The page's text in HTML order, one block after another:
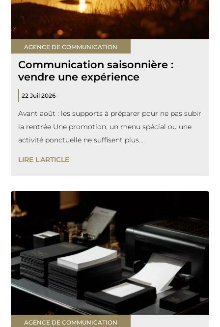
AGENCE DE COMMUNICATION
Communication saisonnière :
vendre une expérience
22 Juil 2026
Avant août : les supports à préparer pour ne pas subir
la rentrée Une promotion, un menu spécial ou une
activité ponctuelle ne suffisent plus....
LIRE L'ARTICLE
AGENCE DE COMMUNICATION